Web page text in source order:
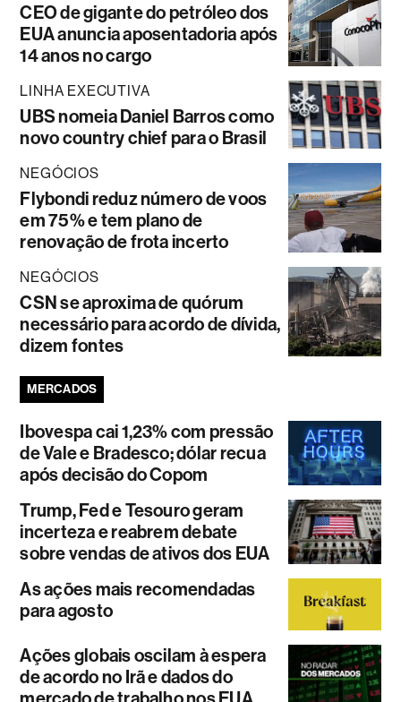
CEO de gigante do petróleo dos
EUA anuncia aposentadoria após
14 anos no cargo
LINHA EXECUTIVA
UBS nomeia Daniel Barros como
novo country chief para o Brasil
NEGÓCIOS
Flybondi reduz número de voos
em 75% e tem plano de
renovação de frota incerto
NEGÓCIOS
CSN se aproxima de quórum
necessário para acordo de dívida,
dizem fontes
MERCADOS
Ibovespa cai 1,23% com pressão
de Vale e Bradesco; dólar recua
após decisão do Copom
Trump, Fed e Tesouro geram
incerteza e reabrem debate
sobre vendas de ativos dos EUA
As ações mais recomendadas
para agosto
Ações globais oscilam à espera
de acordo no Irã e dados do